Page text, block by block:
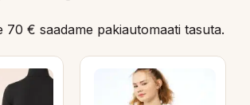
70 € saadame pakiautomaati tasuta.